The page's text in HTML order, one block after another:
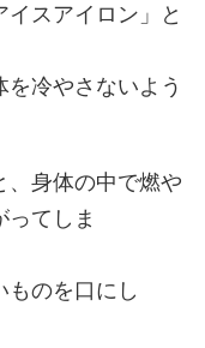
スアイロン」と
冷やさないよう
、身体の中で燃や
てしま
のを口にし